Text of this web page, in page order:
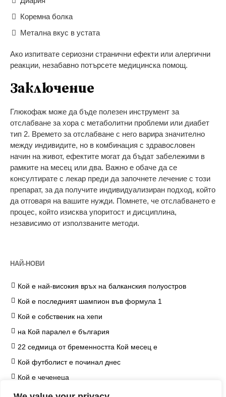
Коремна болка
Метална вкус в устата
Ако изпитвате сериозни странични ефекти или алергични
реакции, незабавно потърсете медицинска помощ.
Заключение
Глюкофаж може да бъде полезен инструмент за
отслабване за хора с метаболитни проблеми или диабет
тип 2. Времето за отслабване с него варира значително
между индивидите, но в комбинация с здравословен
начин на живот, ефектите могат да бъдат забележими в
рамките на месец или два. Важно е обаче да се
консултирате с лекар преди да започнете лечение с този
препарат, за да получите индивидуализиран подход, който
да отговаря на вашите нужди. Помнете, че отслабването е
процес, който изисква упоритост и дисциплина,
независимо от използваните методи.
НАЙ-НОВИ
Кой е най-високия връх на балканския полуостров
Кой е последният шампион във формула 1
Кой е собственик на хепи
на Кой паралел е българия
22 седмица от бременността Кой месец е
Кой футболист е починал днес
Кой е чеченеца
на Кой козметичен продукт чърчил не е наложил